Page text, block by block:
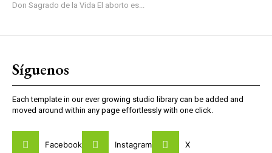
Don Sagrado de la Vida El aborto es...
Síguenos
Each template in our ever growing studio library can be added and
moved around within any page effortlessly with one click.
Facebook Instagram X